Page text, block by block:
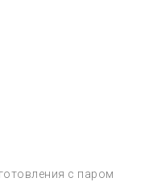
с паром